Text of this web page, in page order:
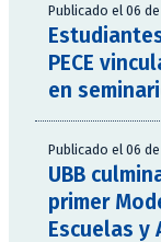
Publicado el 06
PECE
en
Publicado el 06
UBB
primer
Escuelas y